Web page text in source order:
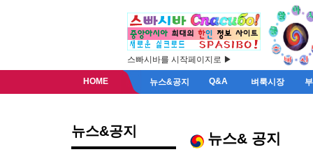
스빠시바를 시작페이지로 ▶
HOME 뉴스&공지 Q&A 벼룩시장
뉴스&공지 뉴스& 공지